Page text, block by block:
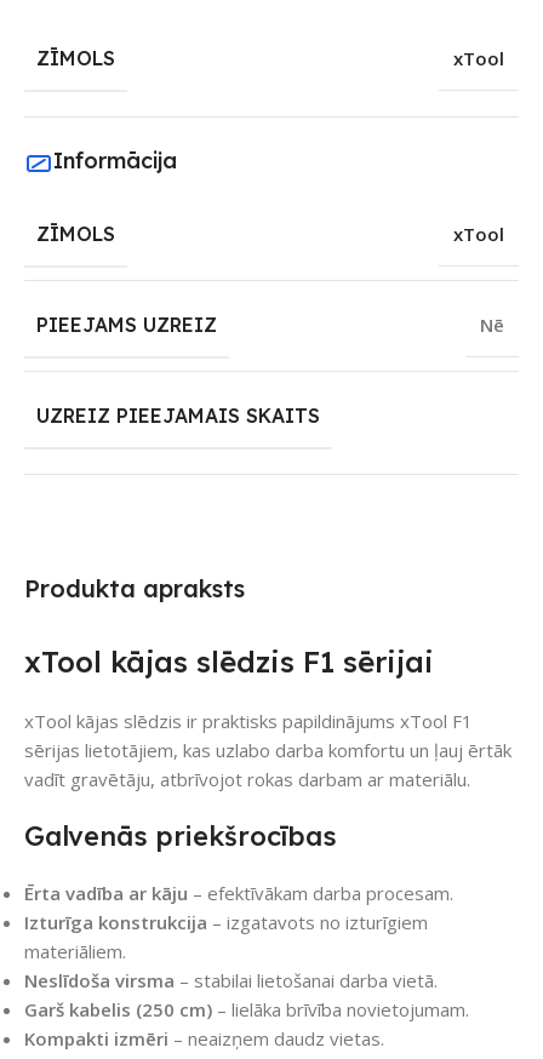
Produkta apraksts
xTool kājas slēdzis F1 sērijai
xTool kājas slēdzis ir praktisks papildinājums xTool F1
sērijas lietotājiem, kas uzlabo darba komfortu un ļauj ērtāk
vadīt gravētāju, atbrīvojot rokas darbam ar materiālu.
Galvenās priekšrocības
Ērta vadība ar kāju – efektīvākam darba procesam.
Izturīga konstrukcija – izgatavots no izturīgiem
materiāliem.
Neslīdoša virsma – stabilai lietošanai darba vietā.
Garš kabelis (250 cm) – lielāka brīvība novietojumam.
Kompakti izmēri – neaizņem daudz vietas.
ZĪMOLS xTool
Informācija
ZĪMOLS xTool
PIEEJAMS UZREIZ Nē
UZREIZ PIEEJAMAIS SKAITS